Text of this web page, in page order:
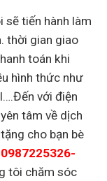
sẽ tiến hành làm
thời gian giao
toán khi
hình thức như
với điện
tâm về dịch
cho bạn bè
0987225326-
tôi chăm sóc